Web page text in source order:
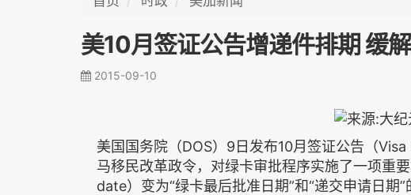
美10月签证公告增递件排期 缓
2015-09-10
美国国务院（DOS）9日发布10月签证公告（
马移民改革政令，对绿卡审批程序实施了一项重
date）变为“绿卡最后批准日期”和“递交申请日期